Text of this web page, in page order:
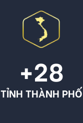
+28
TỈNH THÀNH PHỐ